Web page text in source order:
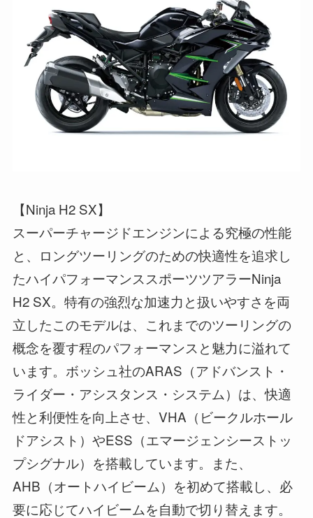
【Ninja H2 SX】
スーパーチャージドエンジンによる究極の性能
と、ロングツーリングのための快適性を追求し
たハイパフォーマンススポーツツアラーNinja
H2 SX。特有の強烈な加速力と扱いやすさを両
立したこのモデルは、これまでのツーリングの
概念を覆す程のパフォーマンスと魅力に溢れて
います。ボッシュ社のARAS（アドバンスト・
ライダー・アシスタンス・システム）は、快適
性と利便性を向上させ、VHA（ビークルホール
ドアシスト）やESS（エマージェンシーストッ
プシグナル）を搭載しています。また、
AHB（オートハイビーム）を初めて搭載し、必
要に応じてハイビームを自動で切り替えます。